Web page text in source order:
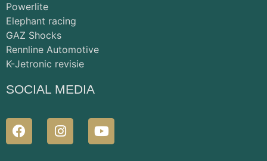
Powerlite
Elephant racing
GAZ Shocks
Rennline Automotive
K-Jetronic revisie
SOCIAL MEDIA